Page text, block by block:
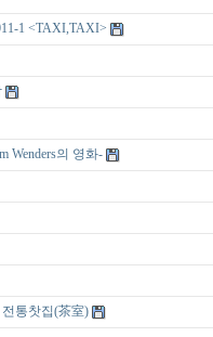
1 <TAXI,TAXI>
Wenders의 영화-
통찻집(茶室)